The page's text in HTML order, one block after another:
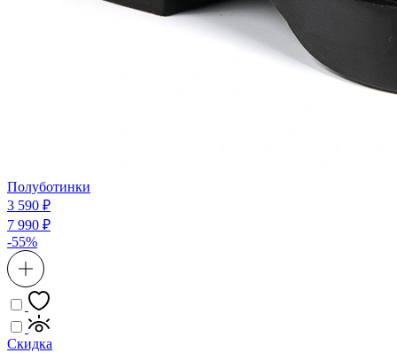
Полуботинки
3 590 ₽
7 990 ₽
-55%
Скидка